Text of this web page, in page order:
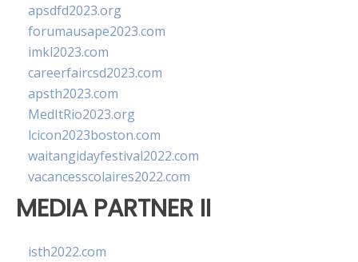
apsdfd2023.org
forumausape2023.com
imkl2023.com
careerfaircsd2023.com
apsth2023.com
MedItRio2023.org
lcicon2023boston.com
waitangidayfestival2022.com
vacancesscolaires2022.com
MEDIA PARTNER II
isth2022.com